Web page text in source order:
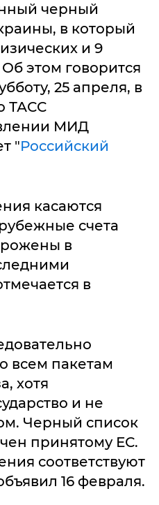
черный
в который
и 9
этом говорится
25 апреля, в
ТАСС
МИД
"Российский
касаются
счета
в
в
всем пакетам
хотя
и не
Черный список
принятому ЕС.
соответствуют
16 февраля.